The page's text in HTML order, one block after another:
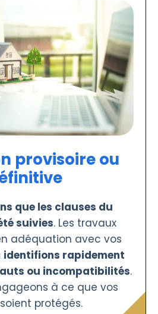
provisoire ou
que les clauses du
suivies. Les travaux
adéquation avec vos
identifions rapidement
ou incompatibilités.
à ce que vos
protégés.